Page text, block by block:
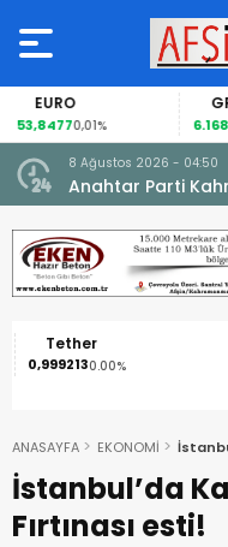
EURO
53,84770,01%
8 Ağustos 2026 - 04:50
Anahtar Parti
Afşin Teşkilatı ile
Tether
0,9992130.00%
ANASAYFA EKONOMİ
İstanbul’da
Fırtınası esti!